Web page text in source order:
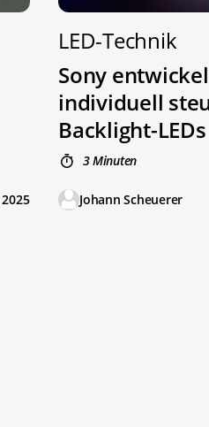
LED-Technik
Sony
individuell
Backlight-LEDs
3 Minuten
Johann Scheuerer